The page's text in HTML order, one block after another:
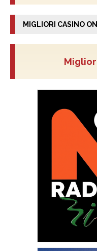
MIGLIORI CASINO